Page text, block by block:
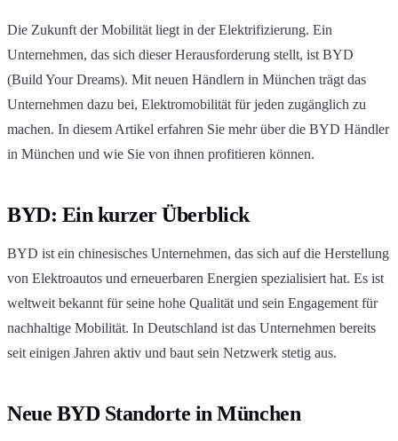
Die Zukunft der Mobilität liegt in der Elektrifizierung. Ein
Unternehmen, das sich dieser Herausforderung stellt, ist BYD
(Build Your Dreams). Mit neuen Händlern in München trägt das
Unternehmen dazu bei, Elektromobilität für jeden zugänglich zu
machen. In diesem Artikel erfahren Sie mehr über die BYD Händler
in München und wie Sie von ihnen profitieren können.
BYD: Ein kurzer Überblick
BYD ist ein chinesisches Unternehmen, das sich auf die Herstellung
von Elektroautos und erneuerbaren Energien spezialisiert hat. Es ist
weltweit bekannt für seine hohe Qualität und sein Engagement für
nachhaltige Mobilität. In Deutschland ist das Unternehmen bereits
seit einigen Jahren aktiv und baut sein Netzwerk stetig aus.
Neue BYD Standorte in München